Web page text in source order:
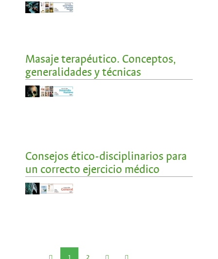
Masaje terapéutico. Conceptos,
generalidades y técnicas
Consejos ético-disciplinarios para
un correcto ejercicio médico
1 2